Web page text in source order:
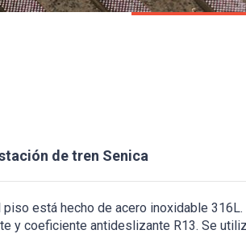
de tren Senica
está hecho de acero inoxidable
y coeficiente antideslizante R13. Se